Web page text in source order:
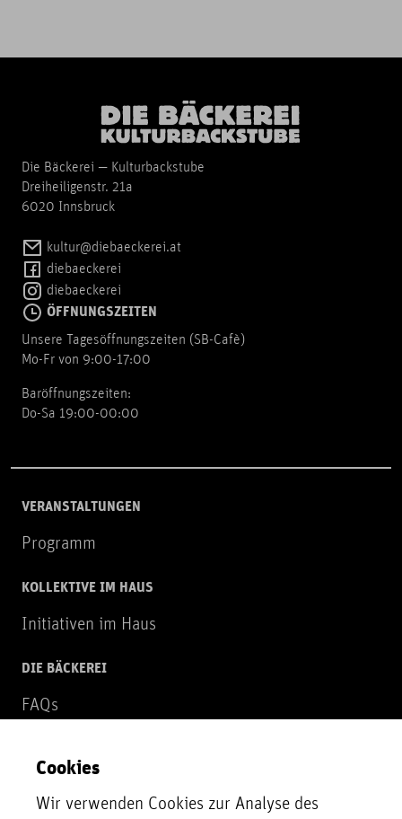
Die Bäckerei — Kulturbackstube
Dreiheiligenstr. 21a
6020 Innsbruck
kultur@diebaeckerei.at
diebaeckerei
diebaeckerei
ÖFFNUNGSZEITEN
Unsere Tagesöffnungszeiten (SB-Cafè)
Mo-Fr von 9:00-17:00
Baröffnungszeiten:
Do-Sa 19:00-00:00
VERANSTALTUNGEN
Programm
KOLLEKTIVE IM HAUS
Initiativen im Haus
DIE BÄCKEREI
FAQs
NEWSLETTER
Zur Newsletter Anmeldung
Cookies
Wir verwenden Cookies zur Analyse des